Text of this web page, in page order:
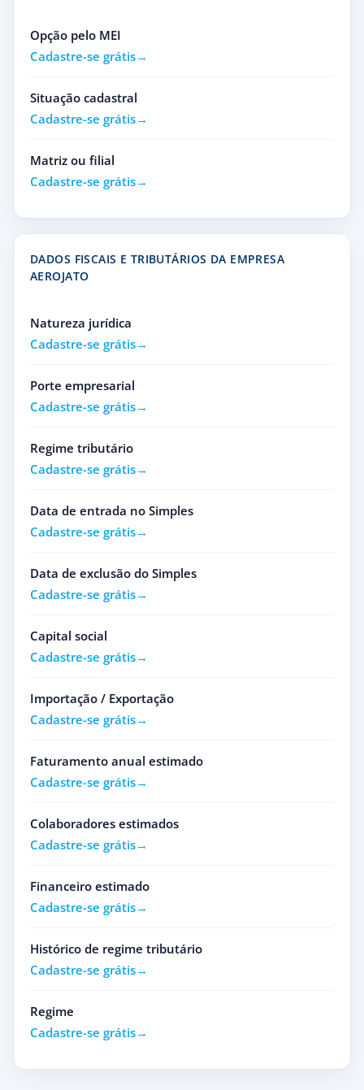
Opção pelo MEI
Cadastre-se grátis
Situação cadastral
Cadastre-se grátis
Matriz ou filial
Cadastre-se grátis
DADOS FISCAIS E TRIBUTÁRIOS DA EMPRESA
AEROJATO
Natureza jurídica
Cadastre-se grátis
Porte empresarial
Cadastre-se grátis
Regime tributário
Cadastre-se grátis
Data de entrada no Simples
Cadastre-se grátis
Data de exclusão do Simples
Cadastre-se grátis
Capital social
Cadastre-se grátis
Importação / Exportação
Cadastre-se grátis
Faturamento anual estimado
Cadastre-se grátis
Colaboradores estimados
Cadastre-se grátis
Financeiro estimado
Cadastre-se grátis
Histórico de regime tributário
Cadastre-se grátis
Regime
Cadastre-se grátis